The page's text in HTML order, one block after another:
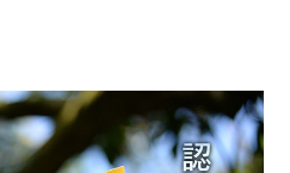
正法眼-般若期